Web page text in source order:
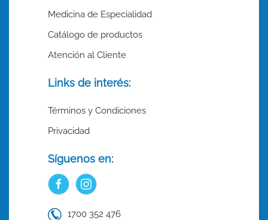
Medicina de Especialidad
Catálogo de productos
Atención al Cliente
Links de interés:
Términos y Condiciones
Privacidad
Síguenos en:
1700 352 476